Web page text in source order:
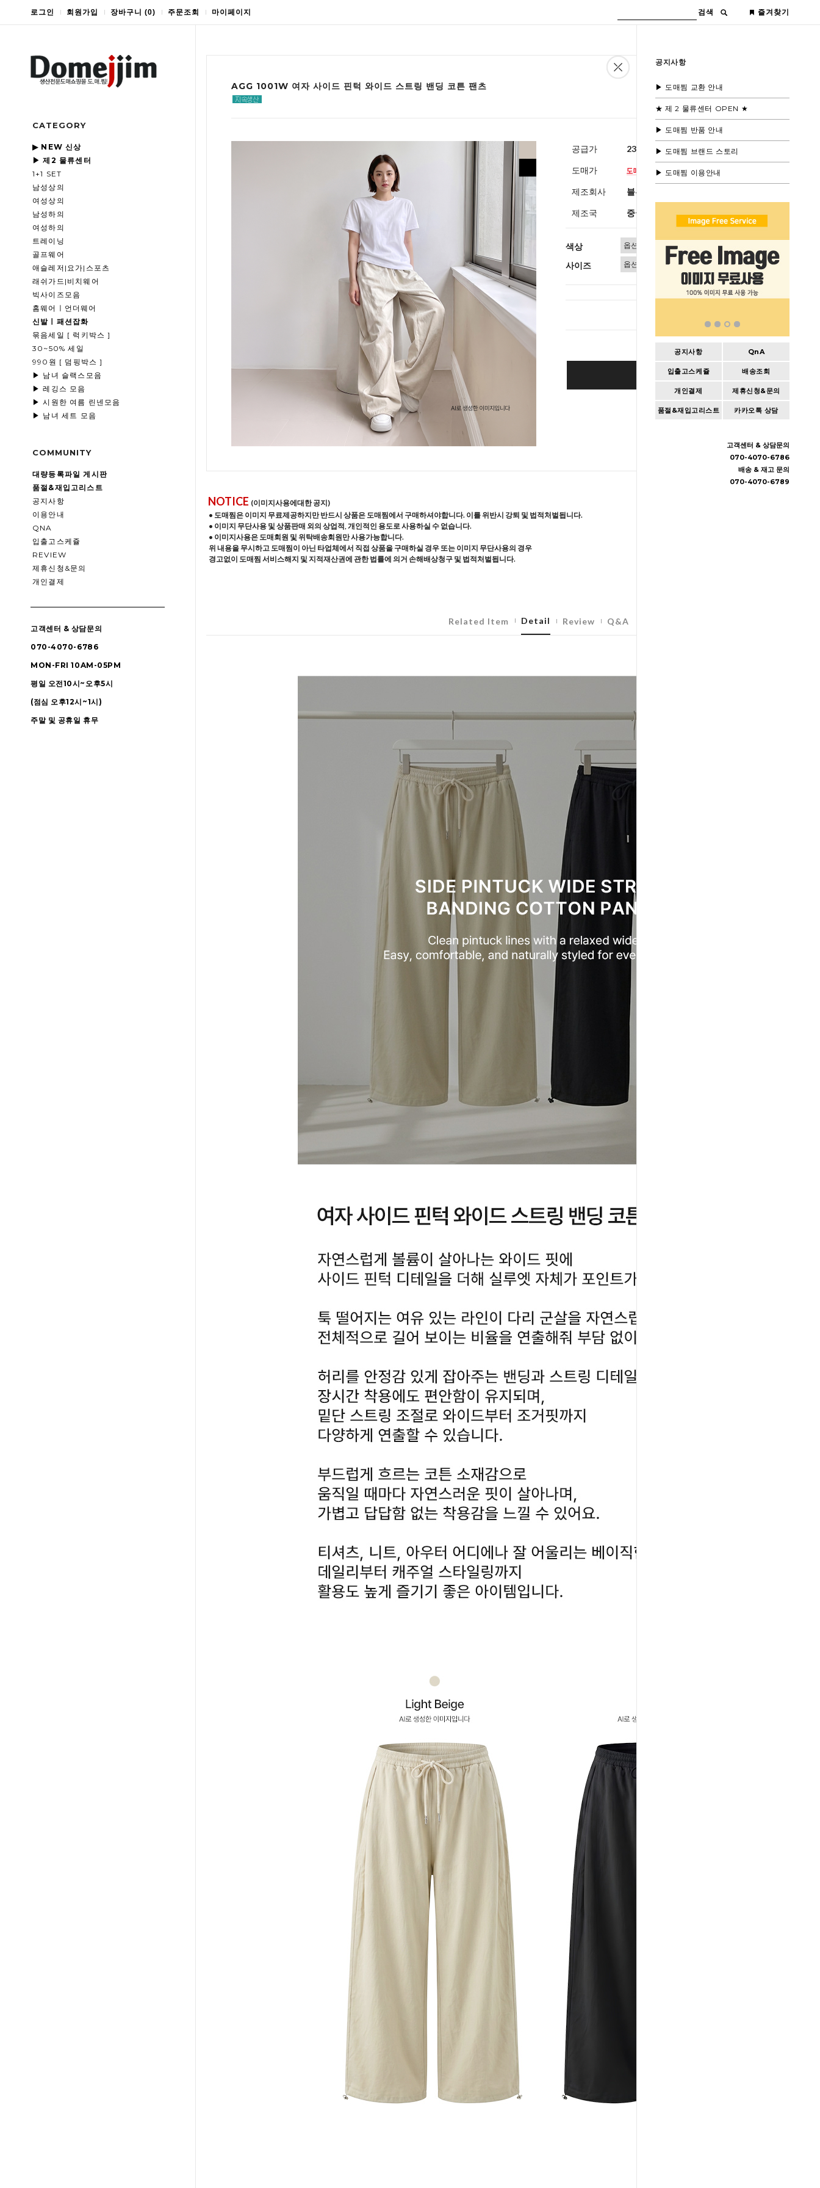
로그인 회원가입 장바구니 (0) 주문조회 마이페이지 검색 즐겨찾기
CATEGORY
▶ NEW 신상
▶ 제2 물류센터
1+1 SET
남성상의
여성상의
남성하의
여성하의
트레이닝
골프웨어
애슬레저|요가|스포츠
래쉬가드|비치웨어
빅사이즈모음
홈웨어ㅣ언더웨어
신발ㅣ패션잡화
묶음세일 [ 럭키박스 ]
30~50% 세일
990원 [ 덤핑박스 ]
▶ 남녀 슬랙스모음
▶ 레깅스 모음
▶ 시원한 여름 린넨모음
▶ 남녀 세트 모음
COMMUNITY
대량등록파일 게시판
품절&재입고리스트
공지사항
이용안내
QNA
입출고스케쥴
REVIEW
제휴신청&문의
개인결제
고객센터 & 상담문의
070-4070-6786
MON-FRI 10AM-05PM
평일 오전10시~오후5시
(점심 오후12시~1시)
주말 및 공휴일 휴무
공지사항
▶ 도매찜 교환 안내
★ 제 2 물류센터 OPEN ★
▶ 도매찜 반품 안내
▶ 도매찜 브랜드 스토리
▶ 도매찜 이용안내
공지사항 QnA
입출고스케쥴 배송조회
개인결제 제휴신청&문의
품절&재입고리스트 카카오톡 상담
고객센터 & 상담문의
070-4070-6786
배송 & 재고 문의
070-4070-6789
AGG 1001W 여자 사이드 핀턱 와이드 스트링 밴딩 코튼 팬츠
공급가 23,600원(부가세별도)
도매가
제조회사 블루모드 제휴사
제조국 중국
색상
사이즈
BUY IT NOW
Cart Wishlist
NOTICE (이미지사용에대한 공지)
• 도매찜은 이미지 무료제공하지만 반드시 상품은 도매찜에서 구매하셔야합니다. 이를 위반시 강퇴 및 법적처벌됩니다.
• 이미지 무단사용 및 상품판매 외의 상업적, 개인적인 용도로 사용하실 수 없습니다.
• 이미지사용은 도매회원 및 위탁배송회원만 사용가능합니다.
위 내용을 무시하고 도매찜이 아닌 타업체에서 직접 상품을 구매하실 경우 또는 이미지 무단사용의 경우
경고없이 도매찜 서비스해지 및 지적재산권에 관한 법률에 의거 손해배상청구 및 법적처벌됩니다.
Related Item Detail Review Q&A